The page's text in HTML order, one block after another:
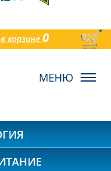
корзине0